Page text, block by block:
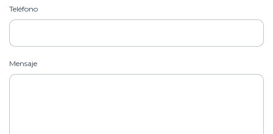
Teléfono
Mensaje